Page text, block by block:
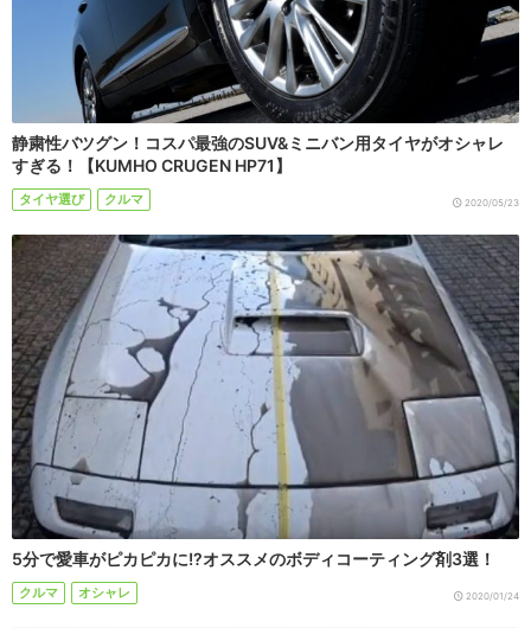
静粛性バツグン！コスパ最強のSUV&ミニバン用タイヤがオシャレ
すぎる！【KUMHO CRUGEN HP71】
タイヤ選び クルマ 2020/05/23
5分で愛車がピカピカに!?オススメのボディコーティング剤3選！
クルマ オシャレ 2020/01/24